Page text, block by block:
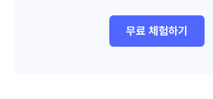
무료 체험하기